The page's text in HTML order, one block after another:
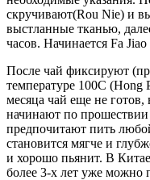
скручивают(Rou Nie) и
выстланные тканью,
часов. Начинается Fa
После чай фиксируют
температуре 100С (Hong
месяца чай еще не
начинают по
предпочитают пить
становится мягче и
и хорошо пьянит. В
более 3-х лет уже можно